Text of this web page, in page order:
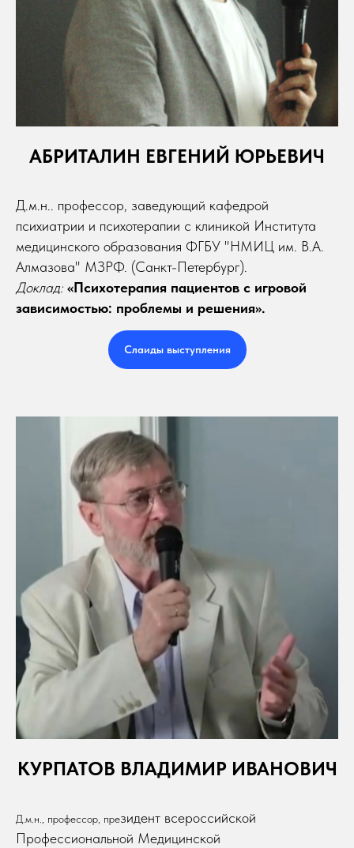
АБРИТАЛИН ЕВГЕНИЙ ЮРЬЕВИЧ
Д.м.н.. профессор, заведующий кафедрой
психиатрии и психотерапии с клиникой Института
медицинского образования ФГБУ "НМИЦ им. В.А.
Алмазова" МЗРФ. (Санкт-Петербург).
Доклад: «Психотерапия пациентов с игровой
зависимостью: проблемы и решения».
Слаиды выступления
КУРПАТОВ ВЛАДИМИР ИВАНОВИЧ
Д.м.н., профессор, президент всероссийской
Профессиональной Медицинской